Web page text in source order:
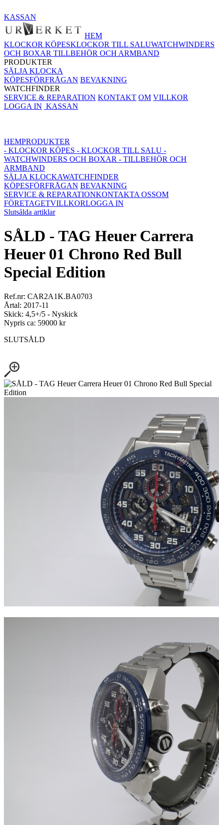
KASSAN
HEM
KLOCKOR KÖPESKLOCKOR TILL SALUWATCHWINDERS
OCH BOXAR TILLBEHÖR OCH ARMBAND
PRODUKTER
SÄLJA KLOCKA
KÖPESFÖRFRÅGAN BEVAKNING
WATCHFINDER
SERVICE & REPARATION KONTAKT OM VILLKOR
LOGGA IN KASSAN
HEMPRODUKTER
- KLOCKOR KÖPES - KLOCKOR TILL SALU -
WATCHWINDERS OCH BOXAR - TILLBEHÖR OCH
ARMBAND
SÄLJA KLOCKAWATCHFINDER
KÖPESFÖRFRÅGAN BEVAKNING
SERVICE & REPARATIONKONTAKTA OSSOM
FÖRETAGETVILLKORLOGGA IN
Slutsålda artiklar
SÅLD - TAG Heuer Carrera
Heuer 01 Chrono Red Bull
Special Edition
Ref.nr: CAR2A1K.BA0703
Årtal: 2017-11
Skick: 4,5+/5 - Nyskick
Nypris ca: 59000 kr
SLUTSÅLD